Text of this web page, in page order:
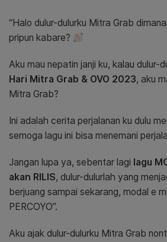
“Halo dulur-dulurku Mitra Grab
pripun kabare?
Aku mau nepatin janji ku, kalau dulur-
Hari Mitra Grab & OVO 2023, aku
Mitra Grab?
Ini adalah cerita perjalanan ku dulu
semoga lagu ini bisa menemani
Jangan lupa ya, sebentar lagi lagu
akan RILIS, dulur-dulurlah yang
berjuang sampai sekarang, modal e
PERCOYO”.
Aku ajak dulur-dulurku Mitra Grab